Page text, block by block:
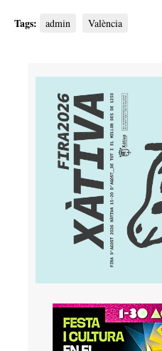
Tags: admin València